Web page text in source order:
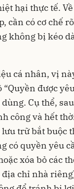
hại thực tế.
cần có cơ chế
không bị kéo
cá nhân, vị
được
Cụ thể,
công và hết
trữ bắt buộc
có quyền yêu
xóa bỏ các
chỉ nhà